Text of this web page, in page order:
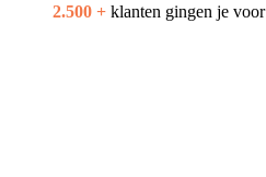
2.500 + klanten gingen je voor